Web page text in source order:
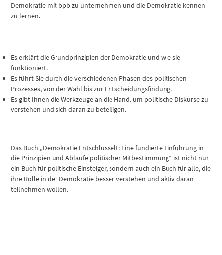
Demokratie mit bpb zu unternehmen und die Demokratie kennen
zu lernen.
Es erklärt die Grundprinzipien der Demokratie und wie sie
funktioniert.
Es führt Sie durch die verschiedenen Phasen des politischen
Prozesses, von der Wahl bis zur Entscheidungsfindung.
Es gibt Ihnen die Werkzeuge an die Hand, um politische Diskurse zu
verstehen und sich daran zu beteiligen.
Das Buch „Demokratie Entschlüsselt: Eine fundierte Einführung in
die Prinzipien und Abläufe politischer Mitbestimmung“ ist nicht nur
ein Buch für politische Einsteiger, sondern auch ein Buch für alle, die
ihre Rolle in der Demokratie besser verstehen und aktiv daran
teilnehmen wollen.